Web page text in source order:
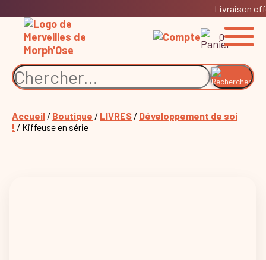
Livraison
0
Accueil / Boutique / LIVRES / Développement de soi
! / Kiffeuse en série